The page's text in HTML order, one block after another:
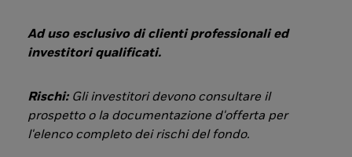
Ad uso esclusivo di clienti professionali ed
investitori qualificati.
Rischi: Gli investitori devono consultare il
prospetto o la documentazione d'offerta per
l'elenco completo dei rischi del fondo.